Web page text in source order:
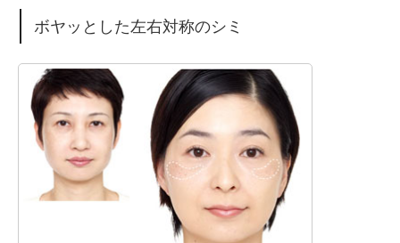
ボヤッとした左右対称のシミ